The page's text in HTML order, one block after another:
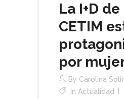
La I+D de
CETIM
por
By Carolina
In Actualidad